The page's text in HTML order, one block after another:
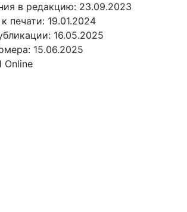
в редакцию: 23.09.2023
печати: 19.01.2024
16.05.2025
15.06.2025
Online